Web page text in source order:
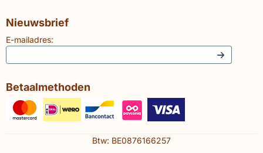
Nieuwsbrief
E-mailadres:
Betaalmethoden
Btw: BE0876166257